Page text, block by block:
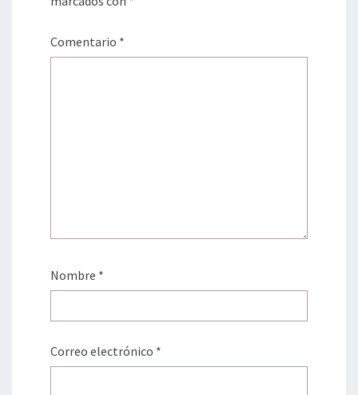
Comentario *
Nombre *
Correo electrónico *